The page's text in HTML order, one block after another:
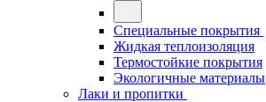
Специальные покрытия
Жидкая теплоизоляция
Термостойкие покрытия
Экологичные материалы
Лаки и пропитки